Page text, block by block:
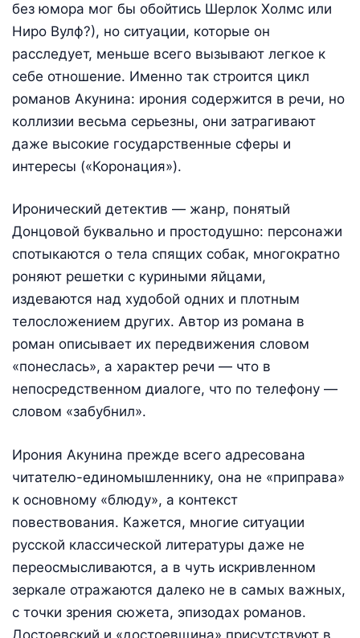
без юмора мог бы обойтись Шерлок Холмс или
Ниро Вулф?), но ситуации, которые он
расследует, меньше всего вызывают легкое к
себе отношение. Именно так строится цикл
романов Акунина: ирония содержится в речи, но
коллизии весьма серьезны, они затрагивают
даже высокие государственные сферы и
интересы («Коронация»).
Иронический детектив — жанр, понятый
Донцовой буквально и простодушно: персонажи
спотыкаются о тела спящих собак, многократно
роняют решетки с куриными яйцами,
издеваются над худобой одних и плотным
телосложением других. Автор из романа в
роман описывает их передвижения словом
«понеслась», а характер речи — что в
непосредственном диалоге, что по телефону —
словом «забубнил».
Ирония Акунина прежде всего адресована
читателю-единомышленнику, она не «приправа»
к основному «блюду», а контекст
повествования. Кажется, многие ситуации
русской классической литературы даже не
переосмысливаются, а в чуть искривленном
зеркале отражаются далеко не в самых важных,
с точки зрения сюжета, эпизодах романов.
Достоевский и «достоевщина» присутствуют в